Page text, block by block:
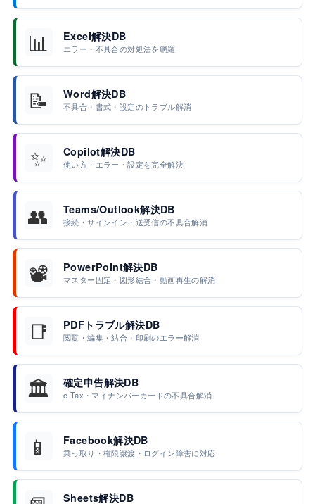
📊 Excel解決DB
エラー・不具合の対処法を網羅
📝 Word解決DB
不具合・書式・設定のトラブル解消
✨ Copilot解決DB
使い方・エラー・設定を完全解決
👥 Teams/Outlook解決DB
接続・サインイン・送受信の不具合解消
📽️ PowerPoint解決DB
マスター固定・図形結合・動画再生の解消
📑 PDFトラブル解決DB
閲覧・編集・結合・印刷のエラー解消
🏛️ 確定申告解決DB
e-Tax・マイナンバーカードの不具合解消
📱 Facebook解決DB
乗っ取り・権限譲渡・ログイン障害に対応
Sheets解決DB